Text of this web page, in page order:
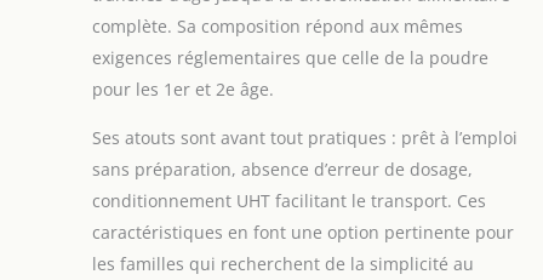
complète. Sa composition répond aux mêmes
exigences réglementaires que celle de la poudre
pour les 1er et 2e âge.
Ses atouts sont avant tout pratiques : prêt à l’emploi
sans préparation, absence d’erreur de dosage,
conditionnement UHT facilitant le transport. Ces
caractéristiques en font une option pertinente pour
les familles qui recherchent de la simplicité au